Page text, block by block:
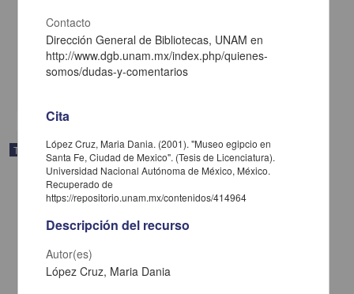
Relaciones bilaterales Mexico-India de 1951 a 2000
Ruelas Valdes, Diana Maria
Ciencias Sociales y Económicas
Trabajo de grado
Contacto
Dirección General de Bibliotecas, UNAM en
http://www.dgb.unam.mx/index.php/quienes-
somos/dudas-y-comentarios
Cita
López Cruz, Maria Dania. (2001). "Museo egipcio en
Santa Fe, Ciudad de Mexico". (Tesis de Licenciatura).
Universidad Nacional Autónoma de México, México.
Recuperado de
https://repositorio.unam.mx/contenidos/414964
Descripción del recurso
Autor(es)
López Cruz, Maria Dania